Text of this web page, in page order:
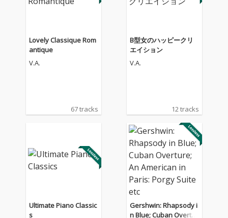
Lovely Classique Rom
antique
V.A.
67 tracks
B型女のハッピークリ
エイション
V.A.
12 tracks
Ultimate Piano Classic
s
Gershwin: Rhapsody i
n Blue; Cuban Overtur